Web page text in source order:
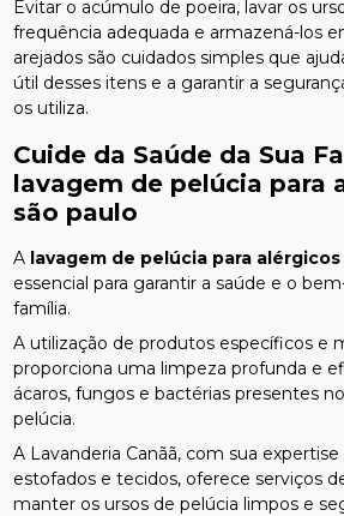
Evitar o acúmulo de poeira, lavar os
frequência adequada e armazená-los
arejados são cuidados simples que
útil desses itens e a garantir a
os utiliza.
Cuide da Saúde da Sua
lavagem de pelúcia para
são paulo
A lavagem de pelúcia para
essencial para garantir a saúde e o
família.
A utilização de produtos específicos e
proporciona uma limpeza profunda e
ácaros, fungos e bactérias presentes
pelúcia.
A Lavanderia Canãã, com sua
estofados e tecidos, oferece serviços
manter os ursos de pelúcia limpos e